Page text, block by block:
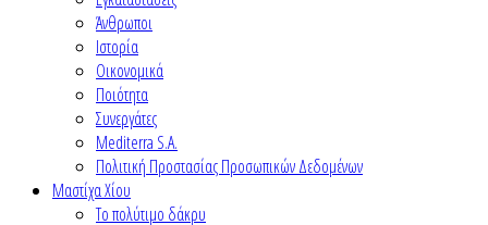
Άνθρωποι
Ιστορία
Οικονομικά
Ποιότητα
Συνεργάτες
Mediterra S.A.
Πολιτική Προστασίας Προσωπικών Δεδομένων
Μαστίχα Χίου
Το πολύτιμο δάκρυ